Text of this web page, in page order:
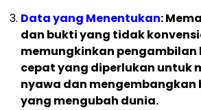
Data yang Menentukan:
dan bukti yang tidak
memungkinkan pengambilan
cepat yang diperlukan untuk
nyawa dan mengembangkan
yang mengubah dunia.